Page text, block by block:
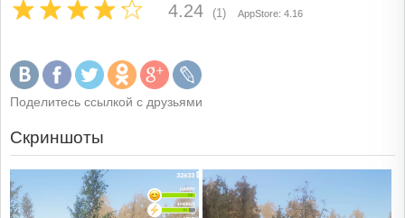
4.24 (1) AppStore: 4.16
Поделитесь ссылкой с друзьями
Скриншоты